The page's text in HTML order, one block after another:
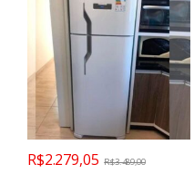
R$2.279,05 R$3.489,00